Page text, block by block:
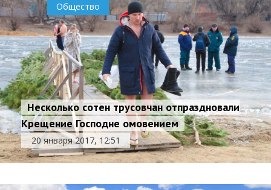
0 Общество
Несколько сотен трусовчан отпраздновали
Крещение Господне омовением
20 января 2017, 12:51